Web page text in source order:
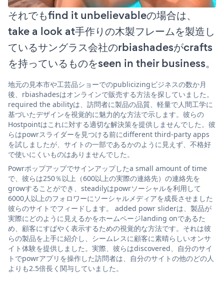
それでもfind it unbelievableの場合は、
take a look at手作りの木製フレームを製造し
ているサングラス会社のrbiashadesがcrafts
を持っているものをseen in their business。
地元の見本市や工芸品ショーでのpublicizingビジネスの数か月
後、rbiashadesはオンラインで販売する方法を探していました。
required the abilityは、訪問者に製品の品質、軽量で人間工学に
基づいたデザインを視覚的に魅力的な方法で示します。彼らの
Hostpointはこれに対する適切な解決策を提供しませんでした。彼
らはpowrスライダーを見つける前にdifferent third-party apps
を試しましたが、サイトの一部であるかのように見えず、不格好
で使いにくいものはありませんでした。
Powrポップアップでサインアップしたa small amount of time
で、彼らは250％以上（600以上の実際の連絡先）の連絡先を
growすることができ、steadilyはpowrソーシャルを利用して
6000人以上のフォロワーにソーシャルメディアを成長させました
彼らのサイトでフィードします。 added powr sliderは、製品が
実際にどのように見えるかをホームページlanding onであるた
め、顧客にすばやく表示するための視覚的な方法です。それは彼
らの製品を上手に紹介し、シームレスに顧客に素晴らしいオンサ
イト体験を提供しました。実際、彼らはdiscovered、自分のサイ
トでpowrアプリを操作した訪問者は、自分のサイトの他のどの人
よりも2.5倍長く関与していました。